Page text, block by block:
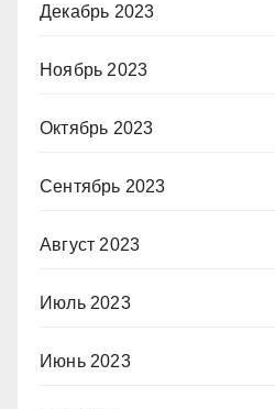
Декабрь 2023
Ноябрь 2023
Октябрь 2023
Сентябрь 2023
Август 2023
Июль 2023
Июнь 2023